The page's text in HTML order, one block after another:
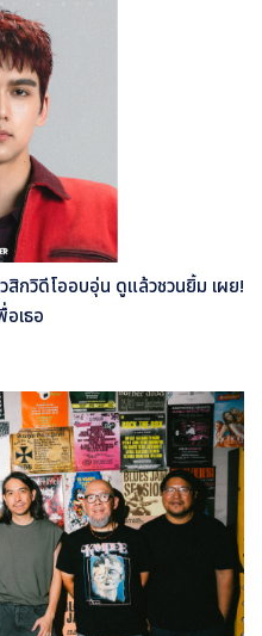
กวิดีโออบอุ่น ดูแล้วชวนยิ้ม เผย!
อเธอ